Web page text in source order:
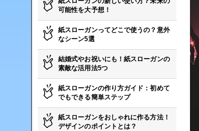
可能性を大予想！
紙スローガンってどこで使うの？意外
なシーン5選
結婚式やお祝いにも！紙スローガンの
素敵な活用法5つ
紙スローガンの作り方ガイド：初めて
でもできる簡単ステップ
紙スローガンをおしゃれに作る方法！
デザインのポイントとは？